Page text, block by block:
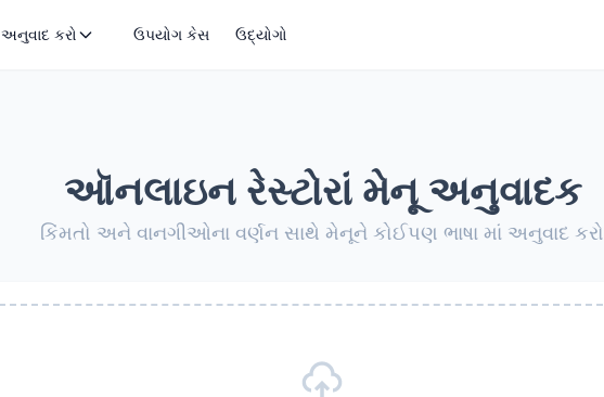
અનુવાદ કરો ઉપયોગ કેસ ઉદ્યોગો
ઑનલાઇન રેસ્ટોરાં મેનૂ અનુવાદક
કિંમતો અને વાનગીઓના વર્ણન સાથે મેનૂને કોઈપણ ભાષા માં અનુવાદ કરો